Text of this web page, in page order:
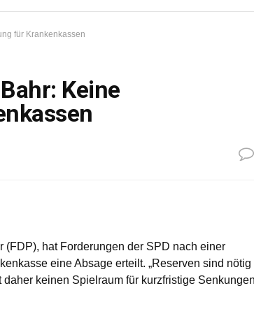
für Krankenkassen
Keine
hat Forderungen der SPD nach einer
eine Absage erteilt. „Reserven sind nötig
keinen Spielraum für kurzfristige